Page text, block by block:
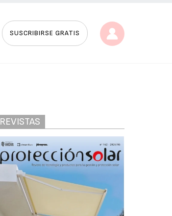
SUSCRIBIRSE GRATIS
REVISTAS